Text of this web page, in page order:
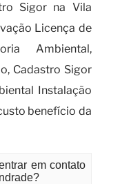
Sigor na Vila
Licença de
Ambiental,
Cadastro Sigor
Instalação
benefício da
em contato